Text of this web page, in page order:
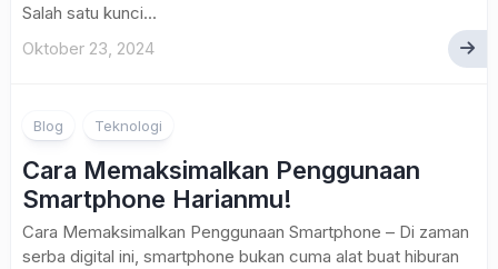
Salah satu kunci...
Oktober 23, 2024
Blog Teknologi
Cara Memaksimalkan Penggunaan
Smartphone Harianmu!
Cara Memaksimalkan Penggunaan Smartphone – Di zaman
serba digital ini, smartphone bukan cuma alat buat hiburan